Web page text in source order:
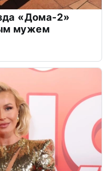
«Дома-2»
мужем